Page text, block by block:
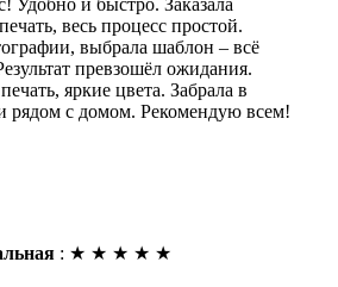
Удобно и быстро. Заказала
весь процесс простой.
выбрала шаблон – всё
превзошёл ожидания.
яркие цвета. Забрала в
рядом с домом. Рекомендую всем!
: ★ ★ ★ ★ ★